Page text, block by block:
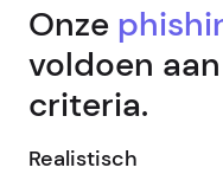
Onze
voldoen
criteria.
Realistisch